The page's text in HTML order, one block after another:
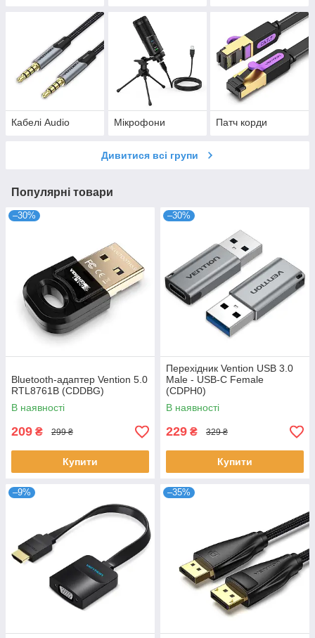
Кабелі Audio Мікрофони Патч корди
Дивитися всі групи
Популярні товари
–30%
Bluetooth-адаптер Vention 5.0
RTL8761B (CDDBG)
В наявності
209 ₴ 299 ₴
Купити
–30%
Перехідник Vention USB 3.0
Male - USB-C Female
(CDPH0)
В наявності
229 ₴ 329 ₴
Купити
–9% –35%